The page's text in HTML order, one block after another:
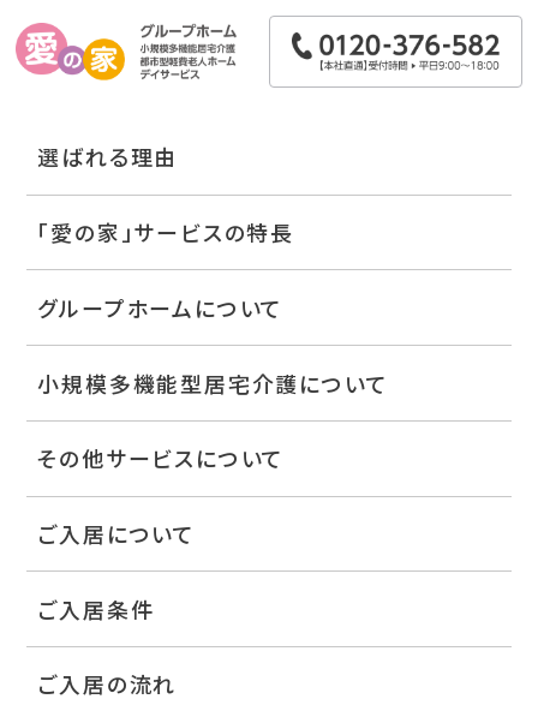
選ばれる理由
「愛の家」サービスの特長
グループホームについて
小規模多機能型居宅介護について
その他サービスについて
ご入居について
ご入居条件
ご入居の流れ